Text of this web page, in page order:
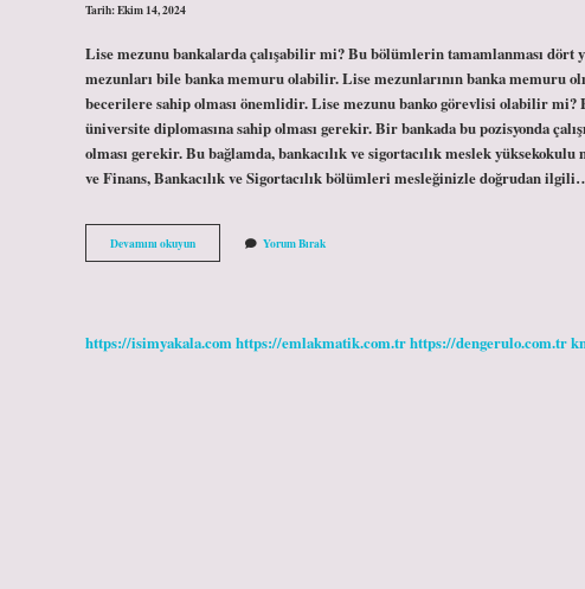
Tarih: Ekim 14, 2024
Lise mezunu bankalarda çalışabilir mi? Bu bölümlerin tamamlanması dört
mezunları bile banka memuru olabilir. Lise mezunlarının banka
becerilere sahip olması önemlidir. Lise mezunu banko görevlisi olabilir
üniversite diplomasına sahip olması gerekir. Bir bankada bu pozisyonda
olması gerekir. Bu bağlamda, bankacılık ve sigortacılık meslek
ve Finans, Bankacılık ve Sigortacılık bölümleri mesleğinizle doğrudan
Devamını okuyunLise
Mezunu
Yorum Bırak
https://isimyakala.comhttps://emlakmatik.com.trhttps://dengerulo.com.tr